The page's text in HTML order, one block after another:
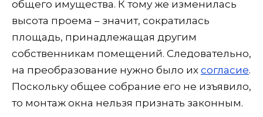
общего имущества. К тому же изменилась
высота проема – значит, сократилась
площадь, принадлежащая другим
собственникам помещений. Следовательно,
на преобразование нужно было их согласие.
Поскольку общее собрание его не изъявило,
то монтаж окна нельзя признать законным.